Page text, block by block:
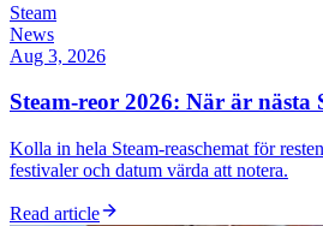
Steam
News
Aug 3, 2026
Steam-reor 2026: När är nästa
Kolla in hela Steam-reaschemat för
festivaler och datum värda att notera.
Read article